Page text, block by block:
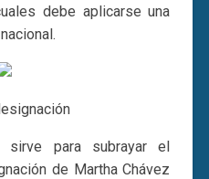
debe aplicarse una
sirve para subrayar el
de Martha Chávez